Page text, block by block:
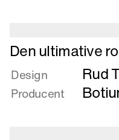
Læs
mere
om
Den
ultimative
Den ultimative ro
Design Rud
Producent